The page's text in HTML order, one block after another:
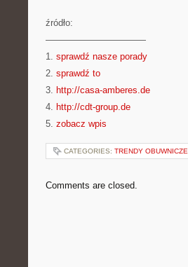
źródło:
———————————
1. sprawdź nasze porady
2. sprawdź to
3. http://casa-amberes.de
4. http://cdt-group.de
5. zobacz wpis
CATEGORIES: TRENDY OBUWNICZE
Comments are closed.